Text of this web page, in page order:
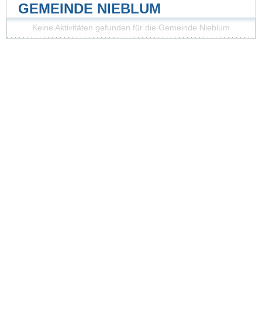
GEMEINDE NIEBLUM
Keine Aktivitäten gefunden für die Gemeinde Nieblum